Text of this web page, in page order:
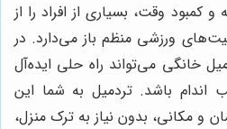
کمبود وقت، بسیاری از افراد را از
ورزشی منظم باز می‌دارد. در
خانگی می‌تواند راه حلی ایده‌آل
اندام باشد. تردمیل به شما این
و مکانی، بدون نیاز به ترک منزل،